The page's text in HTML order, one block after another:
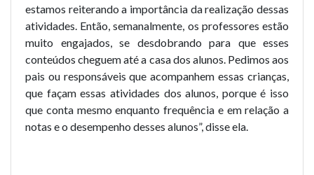
estamos reiterando a importância da realização dessas
atividades. Então, semanalmente, os professores estão
muito engajados, se desdobrando para que esses
conteúdos cheguem até a casa dos alunos. Pedimos aos
pais ou responsáveis que acompanhem essas crianças,
que façam essas atividades dos alunos, porque é isso
que conta mesmo enquanto frequência e em relação a
notas e o desempenho desses alunos”, disse ela.